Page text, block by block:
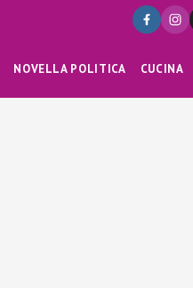
NOVELLA POLITICA CUCINA